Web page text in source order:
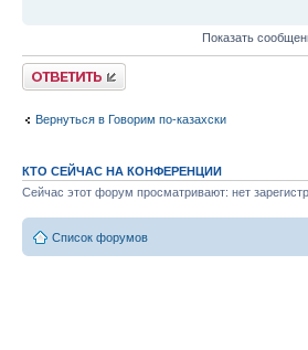
Показать
Ответить
Вернуться в Говорим по-казахски
КТО СЕЙЧАС НА КОНФЕРЕНЦИИ
Сейчас этот форум просматривают: нет
Список форумов